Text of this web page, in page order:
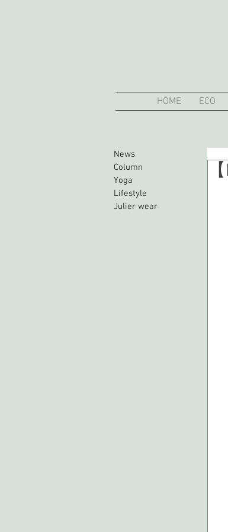
HOME ECO
News
Column
Yoga
Lifestyle
Julier wear